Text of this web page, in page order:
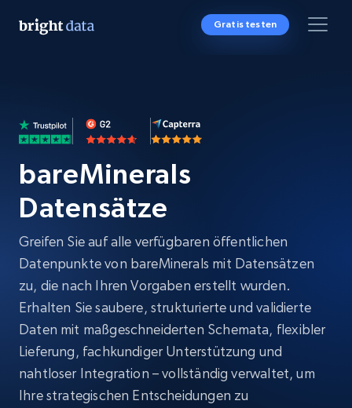
Gratis testen
bareMinerals
Datensätze
Greifen Sie auf alle verfügbaren öffentlichen
Datenpunkte von bareMinerals mit Datensätzen
zu, die nach Ihren Vorgaben erstellt wurden.
Erhalten Sie saubere, strukturierte und validierte
Daten mit maßgeschneiderten Schemata, flexibler
Lieferung, fachkundiger Unterstützung und
nahtloser Integration – vollständig verwaltet, um
Ihre strategischen Entscheidungen zu